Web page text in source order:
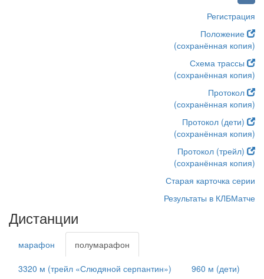
Регистрация
Положение
(сохранённая копия)
Схема трассы
(сохранённая копия)
Протокол
(сохранённая копия)
Протокол (дети)
(сохранённая копия)
Протокол (трейл)
(сохранённая копия)
Старая карточка серии
Результаты в КЛБМатче
Дистанции
марафон полумарафон
3320 м (трейл «Слюдяной серпантин») 960 м (дети)